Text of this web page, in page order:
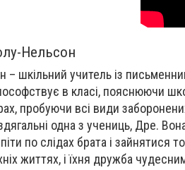
Нельсон
– шкільний учитель із
в класі, пояснюючи
пробуючи всі види
одна з учениць, Дре.
по слідах брата і зайнятися
життях, і їхня дружба